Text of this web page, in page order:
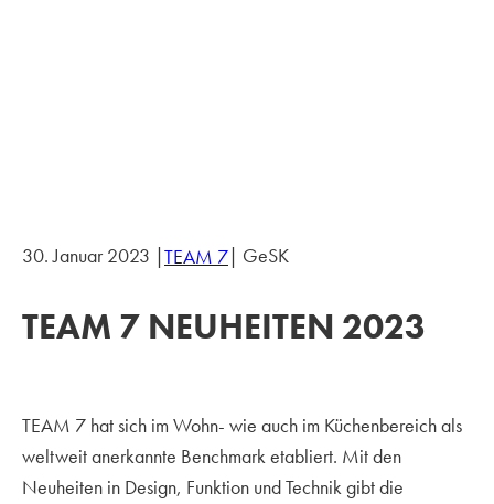
30. Januar 2023 |TEAM 7| GeSK
TEAM 7 NEUHEITEN 2023
TEAM 7 hat sich im Wohn- wie auch im Küchenbereich als
weltweit anerkannte Benchmark etabliert. Mit den
Neuheiten in Design, Funktion und Technik gibt die